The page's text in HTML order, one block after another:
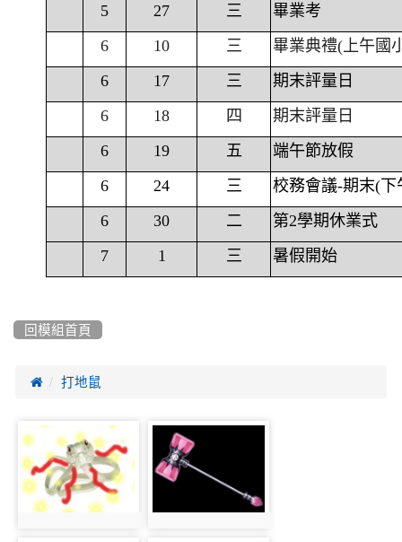
5
27 三
畢業考
6
10 三
畢業典禮(上午國
6
17 三
期末評量日
6
18 四
期末評量日
6
19 五
端午節放假
6
24 三
校務會議-期末(下
6
30 二
第2學期休業式
7
1 三 暑假開始
回模組首頁
 打地鼠
photo-
315
photo-
317